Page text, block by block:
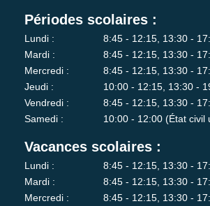
Périodes scolaires :
Lundi :
8:45 - 12:15, 13:30 -
Mardi :
8:45 - 12:15, 13:30 -
Mercredi :
8:45 - 12:15, 13:30 -
Jeudi :
10:00 - 12:15, 13:30 -
Vendredi :
8:45 - 12:15, 13:30 -
Samedi :
10:00 - 12:00 (État civil
Vacances scolaires :
Lundi :
8:45 - 12:15, 13:30 -
Mardi :
8:45 - 12:15, 13:30 -
Mercredi :
8:45 - 12:15, 13:30 -